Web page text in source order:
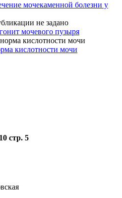
мочекаменной болезни у
мочевого пузыря
кислотности мочи
стр. 5